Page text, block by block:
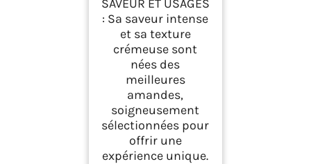
SAVEUR ET USAGES
: Sa saveur intense
et sa texture
crémeuse sont
nées des
meilleures
amandes,
soigneusement
sélectionnées pour
offrir une
expérience unique.